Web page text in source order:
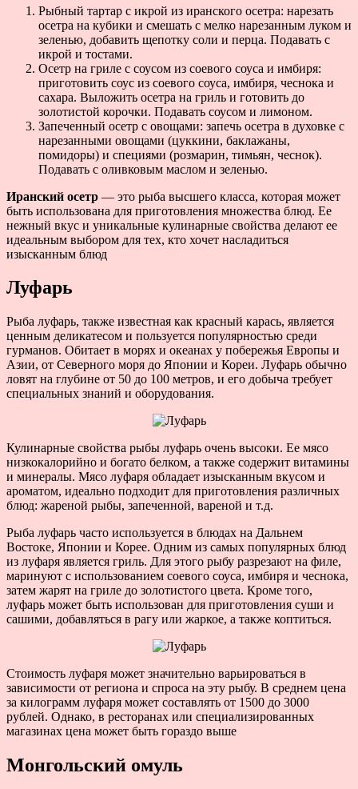
Рыбный тартар с икрой из иранского осетра: нарезать
осетра на кубики и смешать с мелко нарезанным луком и
зеленью, добавить щепотку соли и перца. Подавать с
икрой и тостами.
Осетр на гриле с соусом из соевого соуса и имбиря:
приготовить соус из соевого соуса, имбиря, чеснока и
сахара. Выложить осетра на гриль и готовить до
золотистой корочки. Подавать соусом и лимоном.
Запеченный осетр с овощами: запечь осетра в духовке с
нарезанными овощами (цуккини, баклажаны,
помидоры) и специями (розмарин, тимьян, чеснок).
Подавать с оливковым маслом и зеленью.
Иранский осетр — это рыба высшего класса, которая может
быть использована для приготовления множества блюд. Ее
нежный вкус и уникальные кулинарные свойства делают ее
идеальным выбором для тех, кто хочет насладиться
изысканным блюд
Луфарь
Рыба луфарь, также известная как красный карась, является
ценным деликатесом и пользуется популярностью среди
гурманов. Обитает в морях и океанах у побережья Европы и
Азии, от Северного моря до Японии и Кореи. Луфарь обычно
ловят на глубине от 50 до 100 метров, и его добыча требует
специальных знаний и оборудования.
Кулинарные свойства рыбы луфарь очень высоки. Ее мясо
низкокалорийно и богато белком, а также содержит витамины
и минералы. Мясо луфаря обладает изысканным вкусом и
ароматом, идеально подходит для приготовления различных
блюд: жареной рыбы, запеченной, вареной и т.д.
Рыба луфарь часто используется в блюдах на Дальнем
Востоке, Японии и Корее. Одним из самых популярных блюд
из луфаря является гриль. Для этого рыбу разрезают на филе,
маринуют с использованием соевого соуса, имбиря и чеснока,
затем жарят на гриле до золотистого цвета. Кроме того,
луфарь может быть использован для приготовления суши и
сашими, добавляться в рагу или жаркое, а также коптиться.
Стоимость луфаря может значительно варьироваться в
зависимости от региона и спроса на эту рыбу. В среднем цена
за килограмм луфаря может составлять от 1500 до 3000
рублей. Однако, в ресторанах или специализированных
магазинах цена может быть гораздо выше
Монгольский омуль